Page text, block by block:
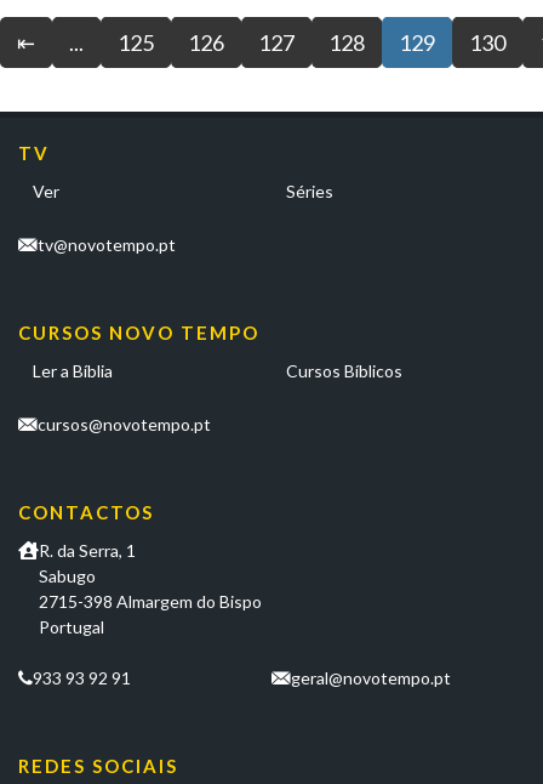
⇤ ... 125 126 127 128 129 130
TV
Ver Séries
tv@novotempo.pt
CURSOS NOVO TEMPO
Ler a Bíblia Cursos Bíblicos
cursos@novotempo.pt
CONTACTOS
R. da Serra, 1
Sabugo
2715-398 Almargem do Bispo
Portugal
933 93 92 91 geral@novotempo.pt
REDES SOCIAIS